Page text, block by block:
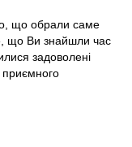
що обрали саме
що Ви знайшли час
задоволені
приємного